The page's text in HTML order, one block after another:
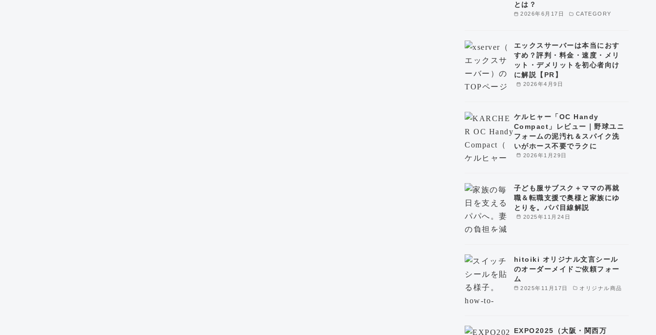
2026年6月17日 CATEGORY
とは？
2026年4月9日
エックスサーバーは本当におす
すめ？評判・料金・速度・メリ
ット・デメリットを初心者向け
に解説【PR】
2026年1月29日
ケルヒャー「OC Handy
Compact」レビュー｜野球ユニ
フォームの泥汚れ＆スパイク洗
いがホース不要でラクに
2025年11月24日
子ども服サブスク＋ママの再就
職＆転職支援で奥様と家族にゆ
とりを。パパ目線解説
2025年11月17日 オリジナル商品
hitoiki オリジナル文言シール
のオーダーメイドご依頼フォー
ム
EXPO2025（大阪・関西万